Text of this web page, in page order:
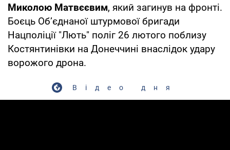
Миколою Матвєєвим, який загинув на фронті.
Боєць Об’єднаної штурмової бригади
Нацполіції "Лють" поліг 26 лютого поблизу
Костянтинівки на Донеччині внаслідок удару
ворожого дрона.
Відео дня